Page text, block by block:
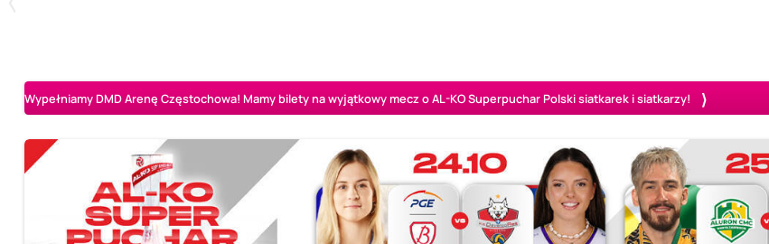
Wypełniamy DMD Arenę Częstochowa! Mamy bilety na wyjątkowy mecz o AL-KO Superpuchar Polski siatkarek i siatkarzy!